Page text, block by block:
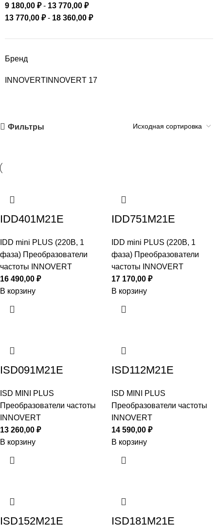
9 180,00 ₽- 13 770,00 ₽
13 770,00 ₽- 18 360,00 ₽
Бренд
INNOVERT INNOVERT 17
Фильтры
IDD401M21E
IDD mini PLUS (220В, 1
фаза) Преобразователи
частоты INNOVERT
16 490,00 ₽
В корзину
IDD751M21E
IDD mini PLUS (220В, 1
фаза) Преобразователи
частоты INNOVERT
17 170,00 ₽
В корзину
ISD091M21E
ISD MINI PLUS
Преобразователи частоты
INNOVERT
13 260,00 ₽
В корзину
ISD112M21E
ISD MINI PLUS
Преобразователи частоты
INNOVERT
14 590,00 ₽
В корзину
ISD152M21E ISD181M21E